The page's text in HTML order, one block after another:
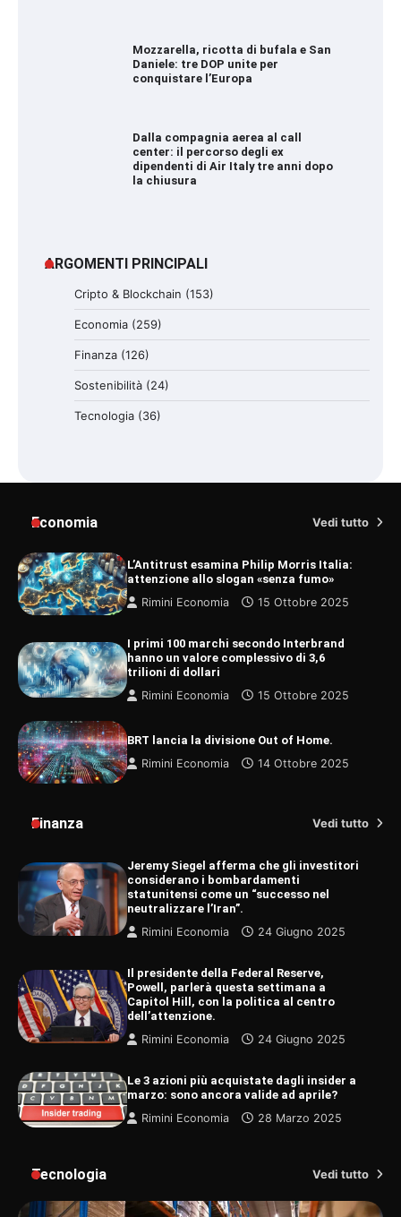
Mozzarella, ricotta di bufala e San
Daniele: tre DOP unite per
conquistare l’Europa
Dalla compagnia aerea al call
center: il percorso degli ex
dipendenti di Air Italy tre anni dopo
la chiusura
ARGOMENTI PRINCIPALI
Cripto & Blockchain (153)
Economia (259)
Finanza (126)
Sostenibilità (24)
Tecnologia (36)
Economia Vedi tutto
L’Antitrust esamina Philip Morris Italia:
attenzione allo slogan «senza fumo»
Rimini Economia
15 Ottobre 2025
I primi 100 marchi secondo Interbrand
hanno un valore complessivo di 3,6
trilioni di dollari
Rimini Economia
15 Ottobre 2025
BRT lancia la divisione Out of Home.
Rimini Economia
14 Ottobre 2025
Finanza Vedi tutto
Jeremy Siegel afferma che gli investitori
considerano i bombardamenti
statunitensi come un “successo nel
neutralizzare l’Iran”.
Rimini Economia
24 Giugno 2025
Il presidente della Federal Reserve,
Powell, parlerà questa settimana a
Capitol Hill, con la politica al centro
dell’attenzione.
Rimini Economia
24 Giugno 2025
Le 3 azioni più acquistate dagli insider a
marzo: sono ancora valide ad aprile?
Rimini Economia
28 Marzo 2025
Tecnologia Vedi tutto